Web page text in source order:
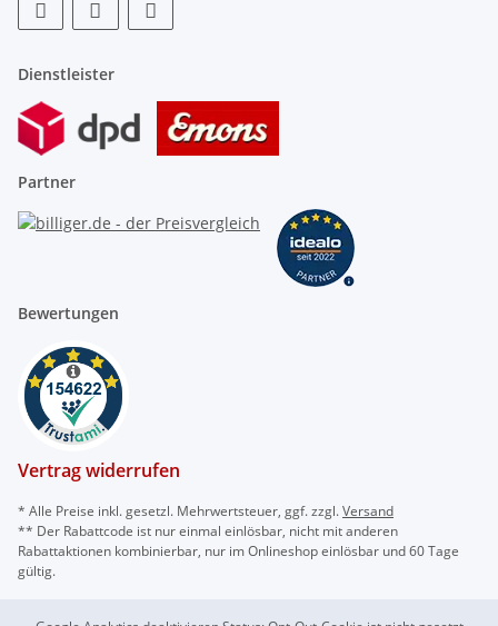
Dienstleister
Partner
Bewertungen
Vertrag widerrufen
* Alle Preise inkl. gesetzl. Mehrwertsteuer, ggf. zzgl.Versand
** Der Rabattcode ist nur einmal einlösbar, nicht mit anderen
Rabattaktionen kombinierbar, nur im Onlineshop einlösbar und 60 Tage
gültig.